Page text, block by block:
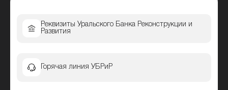
Реквизиты Уральского Банка Реконструкции и
Развития
Горячая линия УБРиР